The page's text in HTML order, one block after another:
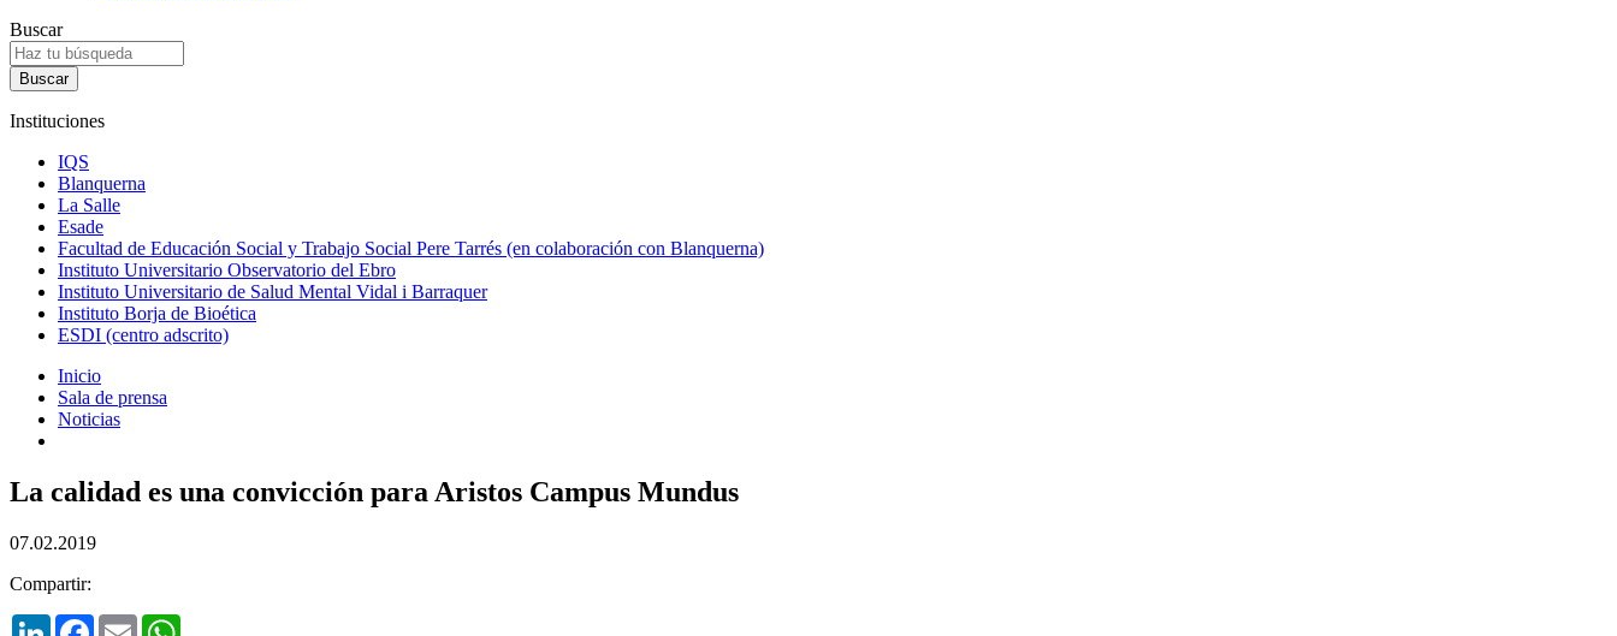
Buscar
Instituciones
IQS
Blanquerna
La Salle
Esade
Facultad de Educación Social y Trabajo Social Pere Tarrés (en colaboración con Blanquerna)
Instituto Universitario Observatorio del Ebro
Instituto Universitario de Salud Mental Vidal i Barraquer
Instituto Borja de Bioética
ESDI (centro adscrito)
Inicio
Sala de prensa
Noticias
La calidad es una convicción para Aristos Campus Mundus
07.02.2019
Compartir:
LinkedInFacebook
Email